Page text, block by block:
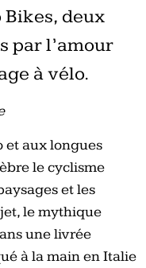
Bikes, deux
par l’amour
à vélo.
et aux longues
le cyclisme
et les
le mythique
une livrée
à la main en Italie